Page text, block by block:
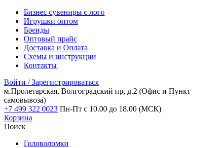
Бизнес сувениры с лого
Игрушки оптом
Бренды
Оптовый прайс
Доставка и Оплата
Схемы и инструкции
Контакты
Войти / Зарегистрироваться
м.Пролетарская, Волгоградский пр, д.2 (Офис и Пункт
самовывоза)
+7 499 322 0023 Пн-Пт с 10.00 до 18.00 (МСК)
Корзина
Поиск
Головоломки